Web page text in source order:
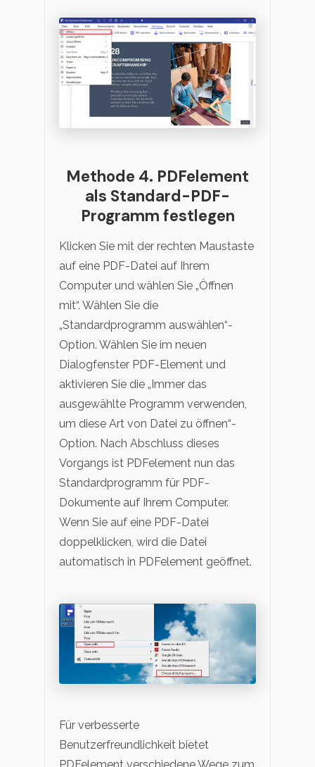
Methode 4. PDFelement
als Standard-PDF-
Programm festlegen
Klicken Sie mit der rechten Maustaste
auf eine PDF-Datei auf Ihrem
Computer und wählen Sie „Öffnen
mit“. Wählen Sie die
„Standardprogramm auswählen“-
Option. Wählen Sie im neuen
Dialogfenster PDF-Element und
aktivieren Sie die „Immer das
ausgewählte Programm verwenden,
um diese Art von Datei zu öffnen“-
Option. Nach Abschluss dieses
Vorgangs ist PDFelement nun das
Standardprogramm für PDF-
Dokumente auf Ihrem Computer.
Wenn Sie auf eine PDF-Datei
doppelklicken, wird die Datei
automatisch in PDFelement geöffnet.
Für verbesserte
Benutzerfreundlichkeit bietet